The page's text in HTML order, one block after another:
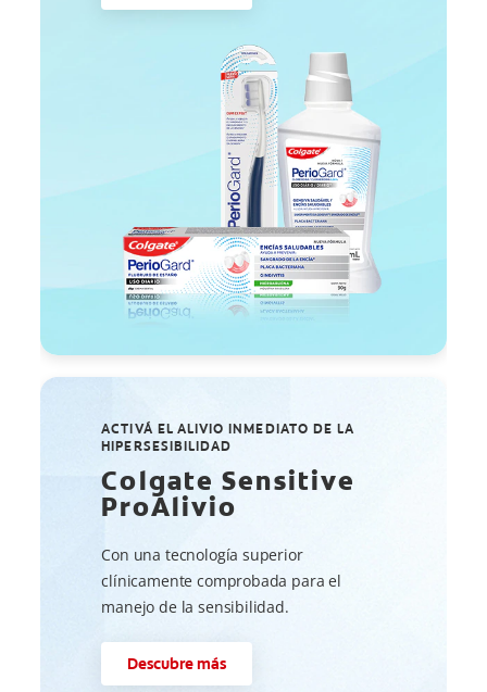
ACTIVÁ EL ALIVIO INMEDIATO DE LA
HIPERSESIBILIDAD
Colgate Sensitive
ProAlivio
Con una tecnología superior
clínicamente comprobada para el
manejo de la sensibilidad.
Descubre más